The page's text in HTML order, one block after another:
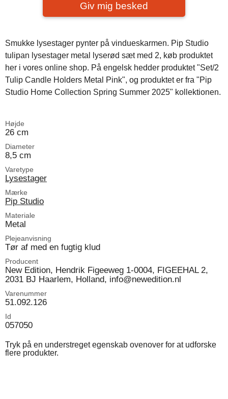
Giv mig besked
Smukke lysestager pynter på vindueskarmen. Pip Studio
tulipan lysestager metal lyserød sæt med 2, køb produktet
her i vores online shop. På engelsk hedder produktet "Set/2
Tulip Candle Holders Metal Pink", og produktet er fra "Pip
Studio Home Collection Spring Summer 2025" kollektionen.
Højde
26 cm
Diameter
8,5 cm
Varetype
Lysestager
Mærke
Pip Studio
Materiale
Metal
Plejeanvisning
Tør af med en fugtig klud
Producent
New Edition, Hendrik Figeeweg 1-0004, FIGEEHAL 2,
2031 BJ Haarlem, Holland, info@newedition.nl
Varenummer
51.092.126
Id
057050
Tryk på en understreget egenskab ovenover for at udforske
flere produkter.